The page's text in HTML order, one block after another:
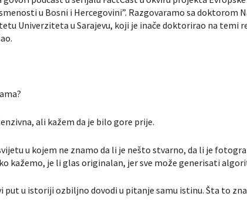
u Bosni i Hercegovini”. Razgovaramo sa doktorom
Univerziteta u Sarajevu, koji je inače doktorirao na temi
ali kažem da je bilo gore prije.
u kojem ne znamo da li je nešto stvarno, da li je
kažemo, je li glas originalan, jer sve može generisati
u istoriji ozbiljno dovodi u pitanje samu istinu. Šta to